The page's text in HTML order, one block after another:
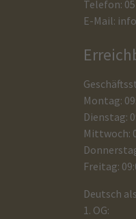
Telefon:
E-Mail:
Montag:
Dienstag:
Mittwoch:
Freitag:
Deutsch
1. OG: